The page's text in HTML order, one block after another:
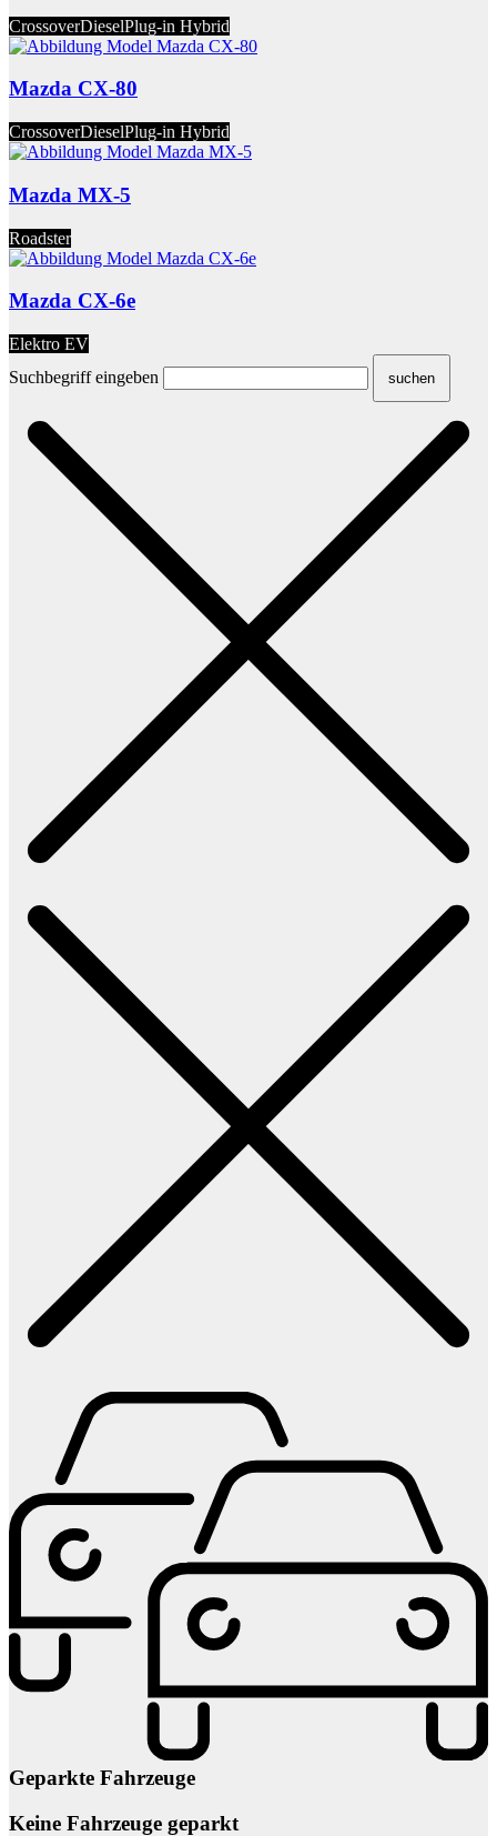
CrossoverDieselPlug-in Hybrid
Mazda CX-80
CrossoverDieselPlug-in Hybrid
Mazda MX-5
Roadster
Mazda CX-6e
Elektro EV
Suchbegriff eingeben
Geparkte Fahrzeuge
Keine Fahrzeuge geparkt